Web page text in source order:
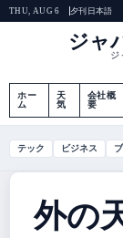
THU, AUG 6 夕刊 日本語
ジャジ
ホー
ム
天
気
会社概
要
テック ビジネス
外の